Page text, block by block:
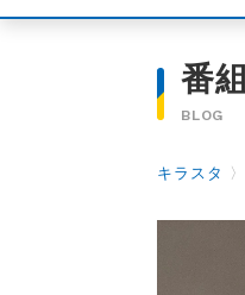
番
BLOG
キラスタ 〉